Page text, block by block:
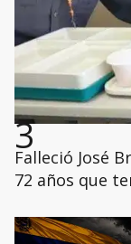
3
Falleció José
72 años que